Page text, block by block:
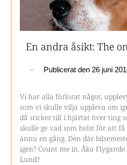
En andra åsikt: The
Publicerat den 26 juni
Vi har alla förlorat något,
som vi skulle vilja uppleva om
då sticker till i hjärtat över ting
skulle ge vad som helst för att
ännu en gång. Den där
igen? Count me in. Åka
Lund?